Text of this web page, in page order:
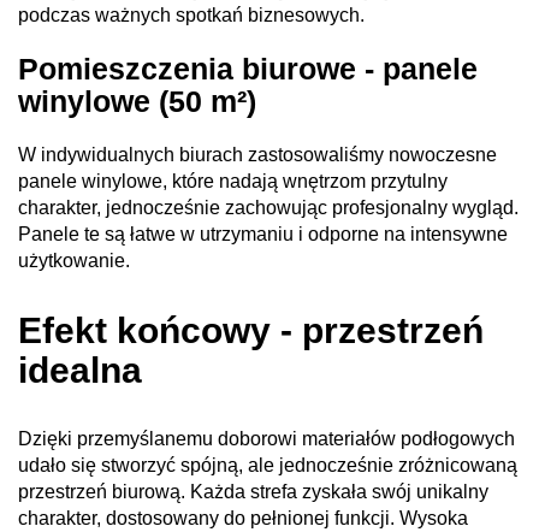
podczas ważnych spotkań biznesowych.
Pomieszczenia biurowe - panele
winylowe (50 m²)
W indywidualnych biurach zastosowaliśmy nowoczesne
panele winylowe, które nadają wnętrzom przytulny
charakter, jednocześnie zachowując profesjonalny wygląd.
Panele te są łatwe w utrzymaniu i odporne na intensywne
użytkowanie.
Efekt końcowy - przestrzeń
idealna
Dzięki przemyślanemu doborowi materiałów podłogowych
udało się stworzyć spójną, ale jednocześnie zróżnicowaną
przestrzeń biurową. Każda strefa zyskała swój unikalny
charakter, dostosowany do pełnionej funkcji. Wysoka